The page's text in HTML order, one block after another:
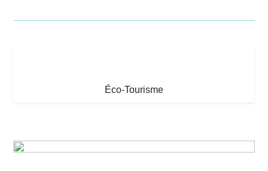
Éco-Tourisme